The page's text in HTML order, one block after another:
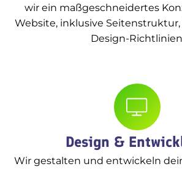
wir ein maßgeschneidertes
Website, inklusive
Design-
Design &
Wir gestalten und entwickeln